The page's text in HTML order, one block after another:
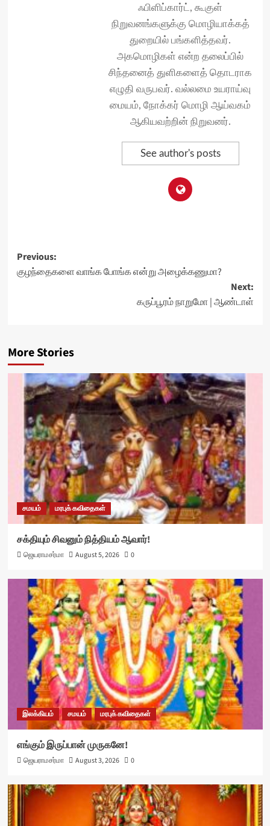
ஃபிளிப்கார்ட், கூகுள்
நிறுவனங்களுக்கு மொழியாக்கத்
துறையில் பங்களித்தவர்.
அகமொழிகள் என்ற தலைப்பில்
சிந்தனைத் துளிகளைத் தொடராக
எழுதி வருபவர். வல்லமை உயராய்வு
மையம், நோக்கர் மொழி ஆய்வகம்
ஆகியவற்றின் நிறுவனர்.
See author's posts
Post
navigation
Previous:
குழந்தைகளை வாங்க போங்க என்று அழைக்கணுமா?
Next:
கருப்பூரம் நாறுமோ | ஆண்டாள்
More Stories
சமயம் மரபுக் கவிதைகள்
சக்தியும் சிவனும் நித்தியம் ஆவார்!
ஜெயராமசர்மா August 5, 2026 0
இலக்கியம் சமயம் மரபுக் கவிதைகள்
எங்கும் இருப்பான் முருகனே!
ஜெயராமசர்மா August 3, 2026 0